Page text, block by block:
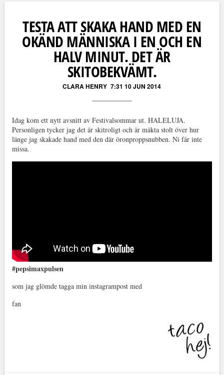
TESTA ATT SKAKA HAND MED EN
OKÄND MÄNNISKA I EN OCH EN
HALV MINUT. DET ÄR
SKITOBEKVÄMT.
CLARA HENRY 7:31 10 JUN 2014
Idag kom ett nytt avsnitt av Festivalsommar ut. HALELUJA.
Personligen tycker jag det är skitroligt och är mäkta stolt över hur
länge jag skakade hand med den där öronproppsnubben. Ni får inte
missa.
#pepsimaxpulsen
som jag glömde tagga min instagrampost med
fan